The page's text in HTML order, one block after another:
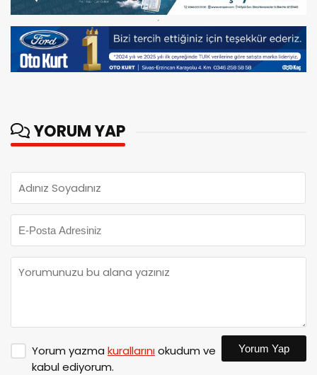
YORUM YAP
Yorum yazma kurallarınıokudum ve
kabul ediyorum.
Yorum Yap